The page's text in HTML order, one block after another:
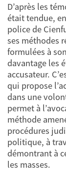
D’après les
était tendue,
police de
ses méthodes
formulées à
davantage les
accusateur.
qui propose
dans une
permet à
méthode
procédures
politique, à
démontrant à
les masses.